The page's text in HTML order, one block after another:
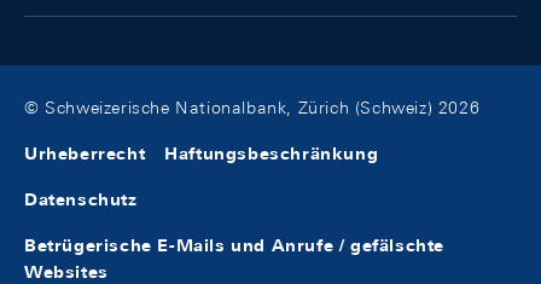
© Schweizerische Nationalbank, Zürich (Schweiz) 2026
Urheberrecht Haftungsbeschränkung
Datenschutz
Betrügerische E-Mails und Anrufe / gefälschte
Websites